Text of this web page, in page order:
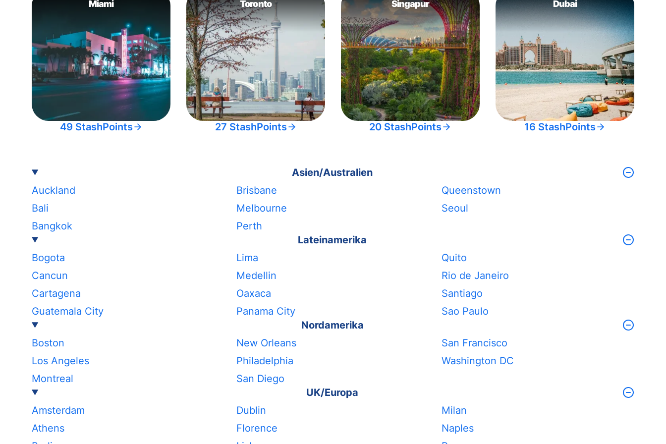
Miami
49 StashPoints
Toronto
27 StashPoints
Singapur
20 StashPoints
Dubai
16 StashPoints
Asien/Australien
Auckland
Bali
Bangkok
Brisbane
Melbourne
Perth
Queenstown
Seoul
Lateinamerika
Bogota
Cancun
Cartagena
Guatemala City
Lima
Medellin
Oaxaca
Panama City
Quito
Rio de Janeiro
Santiago
Sao Paulo
Nordamerika
Boston
Los Angeles
Montreal
New Orleans
Philadelphia
San Diego
San Francisco
Washington DC
UK/Europa
Amsterdam
Athens
Dublin
Florence
Milan
Naples